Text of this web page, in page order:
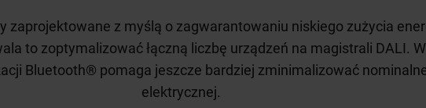
zaprojektowane z myślą o zagwarantowaniu niskiego zużycia
to zoptymalizować łączną liczbę urządzeń na magistrali DALI.
Bluetooth® pomaga jeszcze bardziej zminimalizować
elektrycznej.